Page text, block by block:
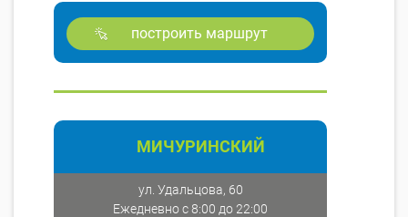
построить маршрут
МИЧУРИНСКИЙ
ул. Удальцова, 60
Ежедневно с 8:00 до 22:00